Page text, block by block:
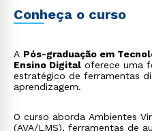
Conheça o curso
A Pós-graduação em
Ensino Digital oferece uma
estratégico de ferramentas
aprendizagem.
O curso aborda Ambientes
(AVA/LMS), ferramentas de